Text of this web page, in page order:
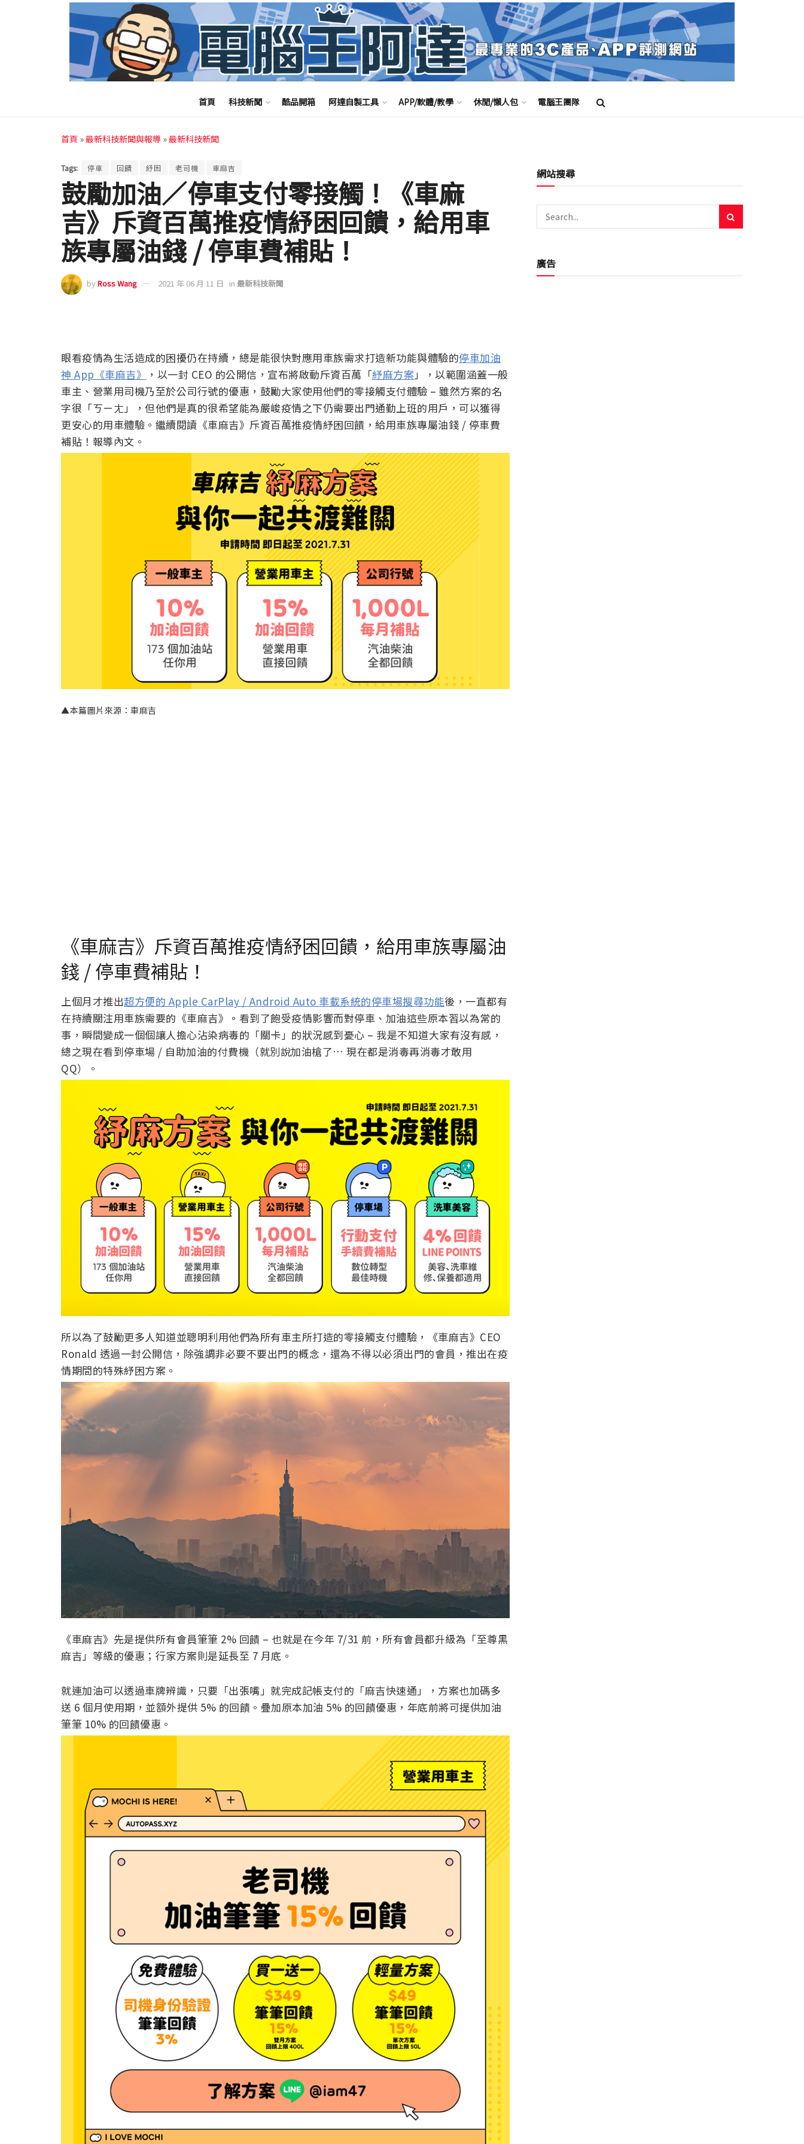
首頁 科技新聞 酷品開箱 阿達自製工具 APP/軟體/教學 休閒/懶人包 電腦王團隊
首頁 »最新科技新聞與報導 »最新科技新聞
Tags: 停車 回饋 紓困 老司機 車麻吉
鼓勵加油／停車支付零接觸！《車麻
吉》斥資百萬推疫情紓困回饋，給用車
族專屬油錢 / 停車費補貼！
byRoss Wang 2021 年 06 月 11 日 in 最新科技新聞
眼看疫情為生活造成的困擾仍在持續，總是能很快對應用車族需求打造新功能與體驗的停車加油
神 App《車麻吉》
，以一封 CEO 的公開信，宣布將啟動斥資百萬「紓麻方案」，以範圍涵蓋一般
車主、營業用司機乃至於公司行號的優惠，鼓勵大家使用他們的零接觸支付體驗 – 雖然方案的名
字很「ㄎㄧㄤ」，但他們是真的很希望能為嚴峻疫情之下仍需要出門通勤上班的用戶，可以獲得
更安心的用車體驗。繼續閱讀《車麻吉》斥資百萬推疫情紓困回饋，給用車族專屬油錢 / 停車費
補貼！報導內文。
▲本篇圖片來源：車麻吉
《車麻吉》斥資百萬推疫情紓困回饋，給用車族專屬油
錢 / 停車費補貼！
上個月才推出超方便的 Apple CarPlay / Android Auto 車載系統的停車場搜尋功能後，一直都有
在持續關注用車族需要的《車麻吉》。看到了飽受疫情影響而對停車、加油這些原本習以為常的
事，瞬間變成一個個讓人擔心沾染病毒的「關卡」的狀況感到憂心 – 我是不知道大家有沒有感，
總之現在看到停車場 / 自助加油的付費機（就別說加油槍了… 現在都是消毒再消毒才敢用
QQ）。
所以為了鼓勵更多人知道並聰明利用他們為所有車主所打造的零接觸支付體驗，《車麻吉》CEO
Ronald 透過一封公開信，除強調非必要不要出門的概念，還為不得以必須出門的會員，推出在疫
情期間的特殊紓困方案。
《車麻吉》先是提供所有會員筆筆 2% 回饋 – 也就是在今年 7/31 前，所有會員都升級為「至尊黑
麻吉」等級的優惠；行家方案則是延長至 7 月底。
就連加油可以透過車牌辨識，只要「出張嘴」就完成記帳支付的「麻吉快速通」，方案也加碼多
送 6 個月使用期，並額外提供 5% 的回饋。疊加原本加油 5% 的回饋優惠，年底前將可提供加油
筆筆 10% 的回饋優惠。
網站搜尋
廣告